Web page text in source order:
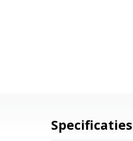
Specificaties